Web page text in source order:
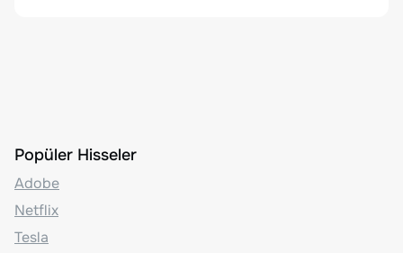
Popüler Hisseler
Adobe
Netflix
Tesla